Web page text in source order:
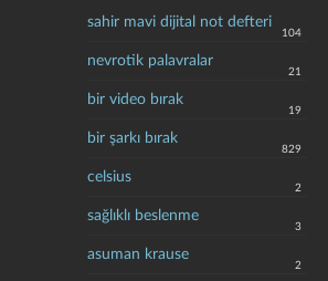
sahir mavi dijital not defteri
104
nevrotik palavralar
21
bir video bırak
19
bir şarkı bırak
829
celsius
2
sağlıklı beslenme
3
asuman krause
2